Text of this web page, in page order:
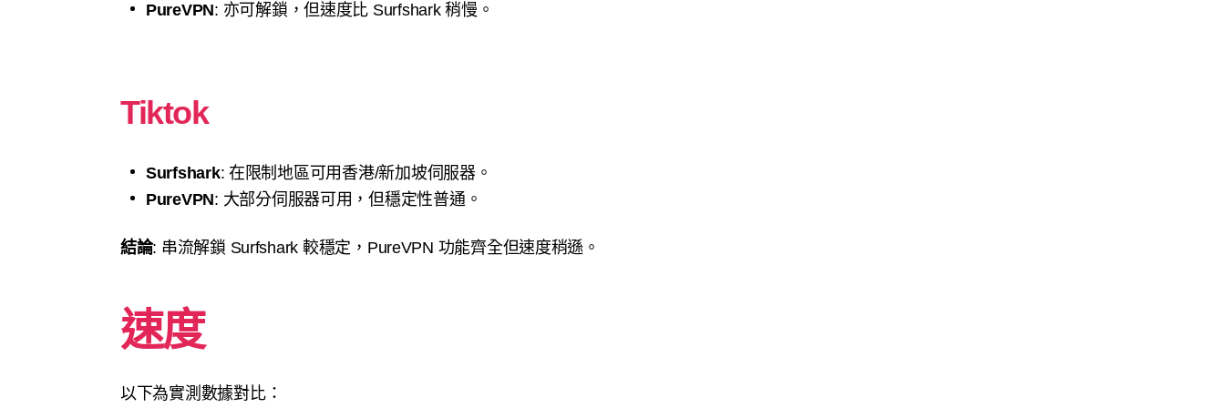
PureVPN: 亦可解鎖，但速度比 Surfshark 稍慢。
Tiktok
Surfshark: 在限制地區可用香港/新加坡伺服器。
PureVPN: 大部分伺服器可用，但穩定性普通。
結論: 串流解鎖 Surfshark 較穩定，PureVPN 功能齊全但速度稍遜。
速度
以下為實測數據對比：